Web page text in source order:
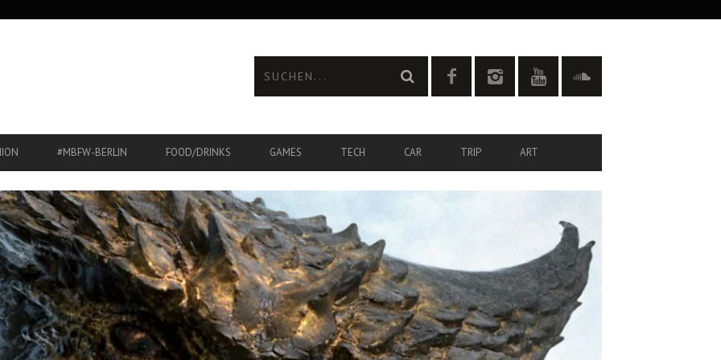
#MBFW-BERLIN FOOD/DRINKS GAMES TECH CAR TRIP ART